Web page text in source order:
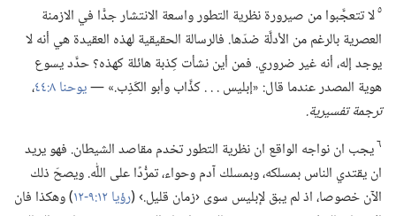
٥لا تتعجَّبوا من صيرورة نظرية التطور واسعة الانتشار جدًّا في الازمنة
العصرية بالرغم من الأدلَّة ضدّها.‏ فالرسالة الحقيقية لهذه العقيدة هي أنه لا
يوجد إله،‏ أنه غير ضروري.‏ فمن أين نشأت كِذبة هائلة كهذه؟‏ حدَّد يسوع
هوية المصدر عندما قال:‏ «إبليس .‏ .‏ .‏ كذَّاب وأبو الكَذِب.‏» —‏يوحنا ٨:‏٤٤
‏،‏
ترجمة تفسيرية.‏
٦يجب ان نواجه الواقع ان نظرية التطور تخدم مقاصد الشيطان.‏ فهو يريد
ان يقتدي الناس بمسلكه،‏ وبمسلك آدم وحواء،‏ تمرُّدًا على اللّٰه.‏ ويصحّ ذلك
الآن خصوصا،‏ اذ لم يبق لإبليس سوى ‹زمان قليل.‏› (‏رؤيا ١٢:‏​٩-‏١٢
‏)‏ وهكذا فان